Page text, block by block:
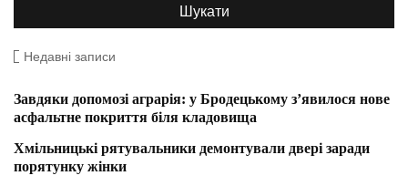
Недавні записи
Завдяки допомозі аграрія: у Бродецькому з’явилося нове
асфальтне покриття біля кладовища
Хмільницькі рятувальники демонтували двері заради
порятунку жінки